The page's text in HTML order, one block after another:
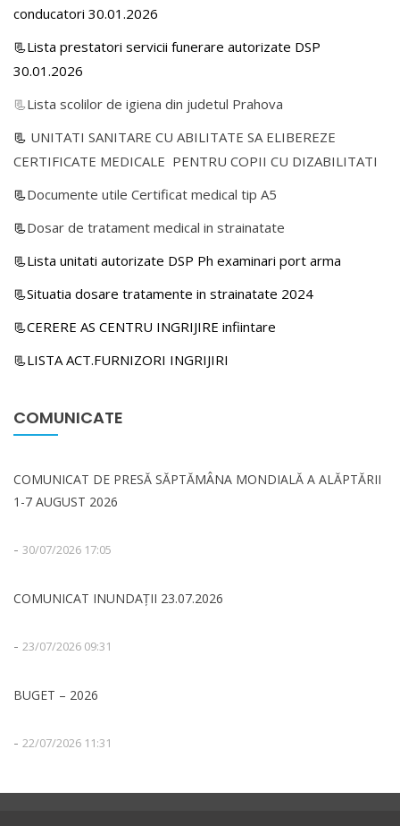
conducatori 30.01.2026
📃Lista prestatori servicii funerare autorizate DSP
30.01.2026
📃Lista scolilor de igiena din judetul Prahova
📃 UNITATI SANITARE CU ABILITATE SA ELIBEREZE
CERTIFICATE MEDICALE PENTRU COPII CU DIZABILITATI
📃Documente utile Certificat medical tip A5
📃Dosar de tratament medical in strainatate
📃Lista unitati autorizate DSP Ph examinari port arma
📃Situatia dosare tratamente in strainatate 2024
📃CERERE AS CENTRU INGRIJIRE infiintare
📃LISTA ACT.FURNIZORI INGRIJIRI
COMUNICATE
COMUNICAT DE PRESĂ SĂPTĂMÂNA MONDIALĂ A ALĂPTĂRII
1-7 AUGUST 2026
- 30/07/2026 17:05
COMUNICAT INUNDAȚII 23.07.2026
- 23/07/2026 09:31
BUGET – 2026
- 22/07/2026 11:31